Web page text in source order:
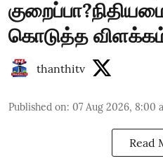
கொடுத்த
thanthitv
Published on: 07 Aug 2026, 8:00
Read